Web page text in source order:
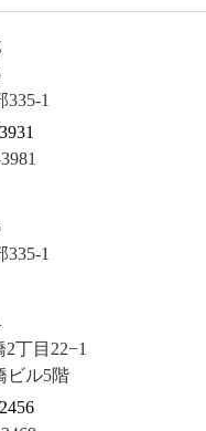
1
1
丁目22−1
ビル5階